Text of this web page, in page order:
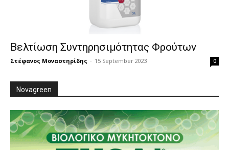
Βελτίωση Συντηρησιμότητας Φρούτων
Στέφανος Μοναστηρίδης - 15 September 2023 0
Novagreen